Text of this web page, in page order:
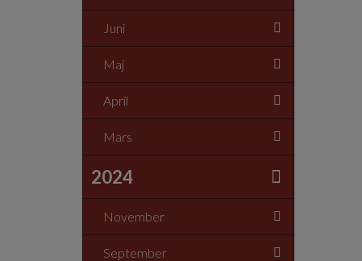
Juni
Maj
April
Mars
2024
November
September